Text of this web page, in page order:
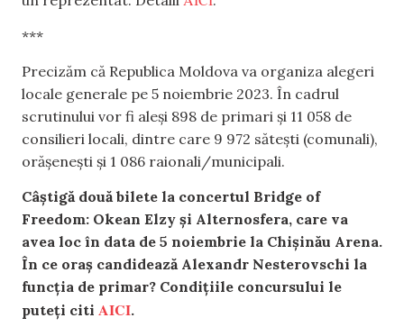
***
Precizăm că Republica Moldova va organiza alegeri
locale generale pe 5 noiembrie 2023. În cadrul
scrutinului vor fi aleși 898 de primari și 11 058 de
consilieri locali, dintre care 9 972 sătești (comunali),
orășenești și 1 086 raionali/municipali.
Câștigă două bilete la concertul Bridge of
Freedom: Okean Elzy și Alternosfera, care va
avea loc în data de 5 noiembrie la Chișinău Arena.
În ce oraș candidează Alexandr Nesterovschi la
funcția de primar? Condițiile concursului le
puteți citi AICI.